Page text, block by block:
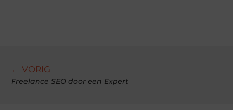
← VORIG
Freelance SEO door een Expert